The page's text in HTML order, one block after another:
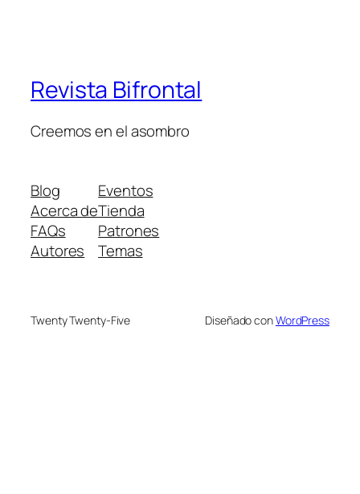
Revista Bifrontal
Creemos en el asombro
Blog
Acerca de
FAQs
Autores
Eventos
Tienda
Patrones
Temas
Twenty Twenty-Five Diseñado conWordPress